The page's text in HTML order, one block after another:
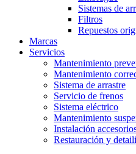
Sistemas de
Filtros
Repuestos
Marcas
Servicios
Mantenimiento
Mantenimiento
Sistema de arrastre
Servicio de frenos
Sistema eléctrico
Mantenimiento
Instalación
Restauración y